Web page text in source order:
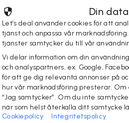
kisel
cm
Din
Let’s deal använder cookies för att
tjänst och anpassa vår
tjänster samtycker du till vår
Vi delar information om din
och analyspartners, ex. Google,
för att ge dig relevanta annonser på
hur vår marknadsföring presterar.
“Jag samtycker”. Om du inte
när som helst återkalla ditt samtycke
Cookiepolicy
Integritetspolicy